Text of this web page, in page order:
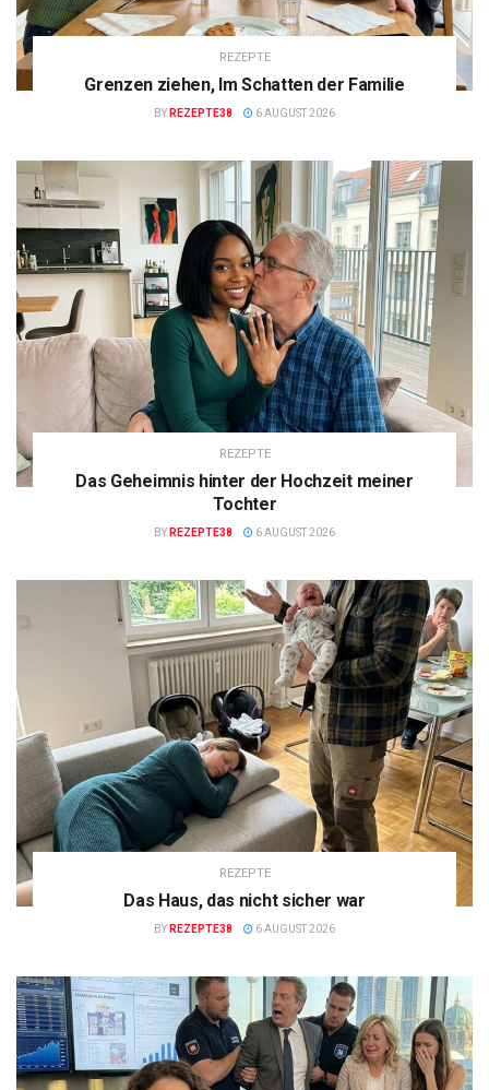
REZEPTE
Grenzen ziehen, Im Schatten der Familie
BY REZEPTE38 6 AUGUST 2026
REZEPTE
Das Geheimnis hinter der Hochzeit meiner
Tochter
BY REZEPTE38 6 AUGUST 2026
REZEPTE
Das Haus, das nicht sicher war
BY REZEPTE38 6 AUGUST 2026